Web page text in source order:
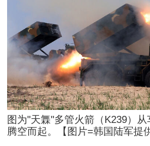
图为"天橆"多管火箭（K239）
腾空而起。【图片=韩国陆军提